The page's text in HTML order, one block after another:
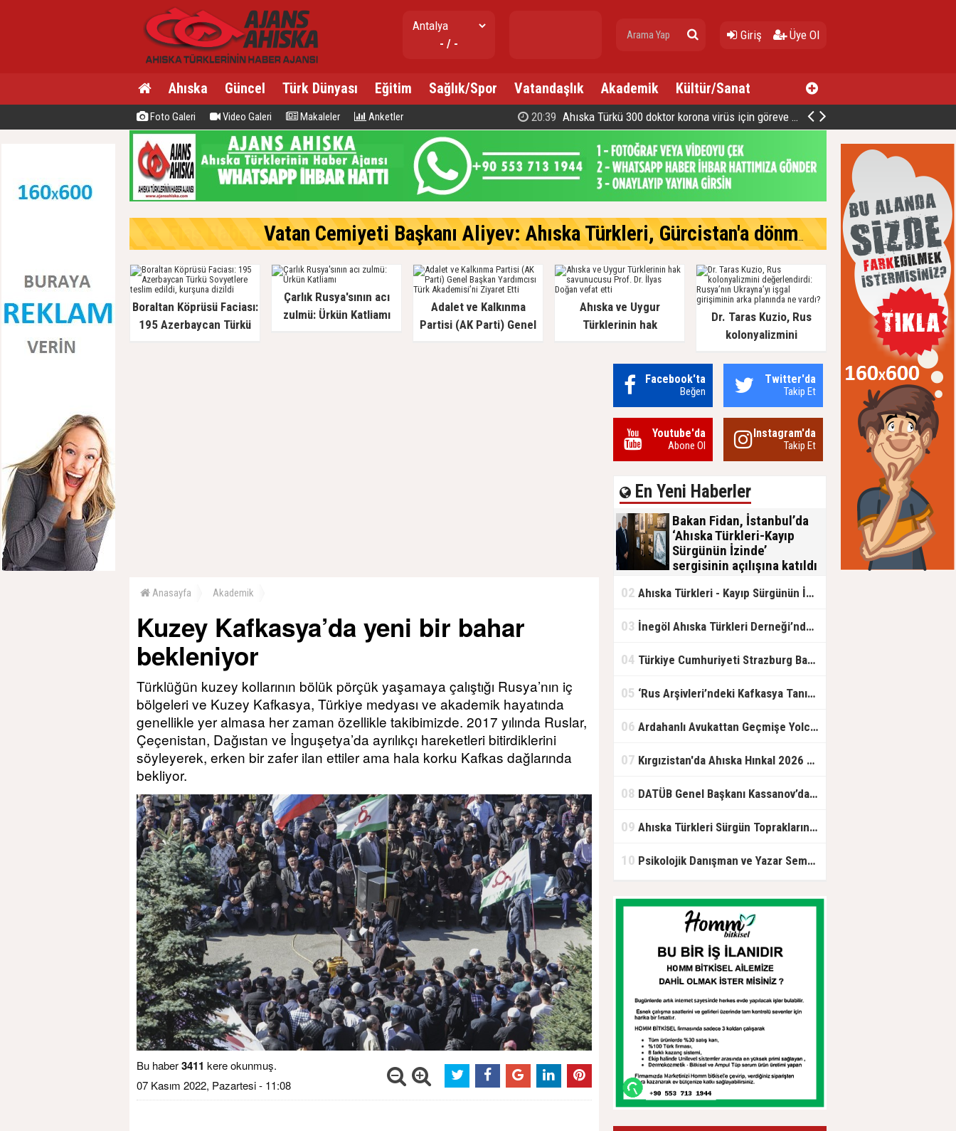
- / -
Giriş Üye Ol
Ahıska Güncel Türk Dünyası Eğitim Sağlık/Spor Vatandaşlık Akademik Kültür/Sanat
Foto Galeri Video Galeri Makaleler Anketler 20:39 Ahıska Türkü 300 doktor korona virüs için göreve hazır
Flaş Haber:Vatan Cemiyeti Başkanı Aliyev: Ahıska Türkleri, Gürcistan'a dönmek istiyor
Boraltan Köprüsü Faciası:
195 Azerbaycan Türkü
Çarlık Rusya'sının acı
zulmü: Ürkün Katliamı
Adalet ve Kalkınma
Partisi (AK Parti) Genel
Ahıska ve Uygur
Türklerinin hak
İlyas Doğan vefat etti
Dr. Taras Kuzio, Rus
kolonyalizmini
girişiminin arka planında
ne vardı?
Anasayfa Akademik
Kuzey Kafkasya’da yeni bir bahar
bekleniyor
Türklüğün kuzey kollarının bölük pörçük yaşamaya çalıştığı Rusya’nın iç
bölgeleri ve Kuzey Kafkasya, Türkiye medyası ve akademik hayatında
genellikle yer almasa her zaman özellikle takibimizde. 2017 yılında Ruslar,
Çeçenistan, Dağıstan ve İnguşetya’da ayrılıkçı hareketleri bitirdiklerini
söyleyerek, erken bir zafer ilan ettiler ama hala korku Kafkas dağlarında
bekliyor.
Bu haber3411 kere okunmuş.
07 Kasım 2022, Pazartesi - 11:08
Facebook'ta
Beğen
Twitter'da
Takip Et
Youtube'da
Abone Ol
Instagram'da
Takip Et
En Yeni Haberler
Bakan Fidan, İstanbul’da
‘Ahıska Türkleri-Kayıp
Sürgünün İzinde’
sergisinin açılışına katıldı
İstanbul'da Dışişleri Bakanlığının
düzenlenen "Ahıska Türkleri-Kayıp
02 Ahıska Türkleri - Kayıp Sürgünün İzinde sergisi AKM'de açılıyor
03 İnegöl Ahıska Türkleri Derneği’nden Fergana Olayları İçin Anma Mesajı
04 Türkiye Cumhuriyeti Strazburg Başkonsolosluğunda Ahıska Türklerine özel program
05 ‘Rus Arşivleri’ndeki Kafkasya Tanıklığı.. Bir Asırlık Yaşamın İzleri Yeniden Okundu!
06 Ardahanlı Avukattan Geçmişe Yolculuk: “Ahıska’dan Ortakent’e Çileli Göç” Okurla Buluştu
07 Kırgızistan'da Ahıska Hınkal 2026 yarışması düzenlendi
08 DATÜB Genel Başkanı Kassanov’dan Türkinform’a özel açıklama: Türkiye güven merkezi ve küresel lider
09 Ahıska Türkleri Sürgün Topraklarında Hasret Giderdi
10 Psikolojik Danışman ve Yazar Semra Durmuş: Ruhsal Yolculukları Kelimelere Taşıyan Bir İsim